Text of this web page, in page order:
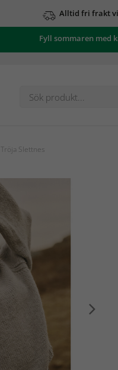
Alltid fri frakt
Fyll sommaren med
Tröja Slettnes